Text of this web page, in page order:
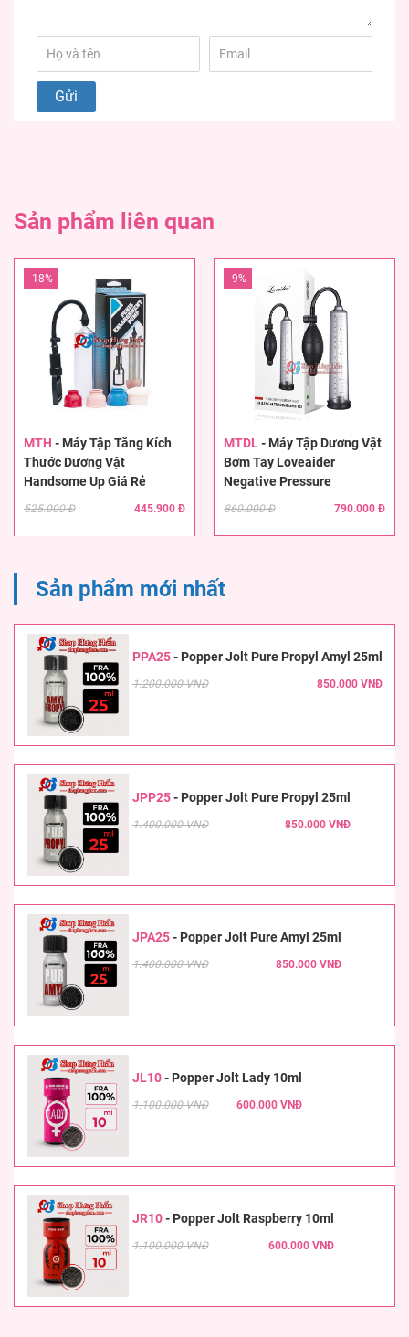
Sản phẩm liên quan
MTH - Máy Tập Tăng Kích
Thước Dương Vật
Handsome Up Giá Rẻ
525.000 Đ 445.900 Đ
-18%
MTDL- Máy Tập Dương Vật
Bơm Tay Loveaider
Negative Pressure
860.000 Đ 790.000 Đ
-9%
Sản phẩm mới nhất
PPA25- Popper Jolt Pure Propyl Amyl 25ml
1.200.000 VNĐ 850.000 VNĐ
JPP25- Popper Jolt Pure Propyl 25ml
1.400.000 VNĐ 850.000 VNĐ
JPA25- Popper Jolt Pure Amyl 25ml
1.400.000 VNĐ 850.000 VNĐ
JL10- Popper Jolt Lady 10ml
1.100.000 VNĐ 600.000 VNĐ
JR10- Popper Jolt Raspberry 10ml
1.100.000 VNĐ 600.000 VNĐ